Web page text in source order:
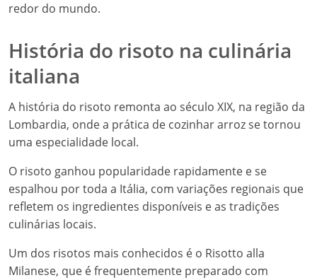
redor do mundo.
História do risoto na culinária
italiana
A história do risoto remonta ao século XIX, na região da
Lombardia, onde a prática de cozinhar arroz se tornou
uma especialidade local.
O risoto ganhou popularidade rapidamente e se
espalhou por toda a Itália, com variações regionais que
refletem os ingredientes disponíveis e as tradições
culinárias locais.
Um dos risotos mais conhecidos é o Risotto alla
Milanese, que é frequentemente preparado com